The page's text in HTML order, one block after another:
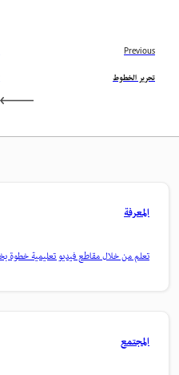
Previous
تحرير الخطوط
المعرفة
تعلم من خلال مقاطع فيديو تعليمية خطوة
المجتمع